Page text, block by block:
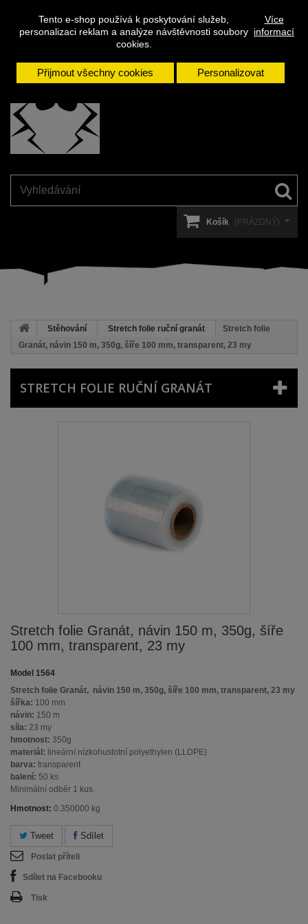
Tento e-shop používá k poskytování služeb,
personalizaci reklam a analýze návštěvnosti soubory
cookies.
Více
informací
Přijmout všechny cookies Personalizovat
Kontakt
Přihlásit se
Napište
nám
Košík (PRÁZDNÝ)
Stěhování Stretch folie ruční granát
Stretch folie
Granát, návin 150 m, 350g, šíře 100 mm, transparent, 23 my
STRETCH FOLIE RUČNÍ GRANÁT
Stretch folie Granát, návin 150 m, 350g, šíře
100 mm, transparent, 23 my
Model 1564
Stretch folie Granát, návin 150 m, 350g, šíře 100 mm, transparent, 23 my
šířka: 100 mm
návin: 150 m
síla: 23 my
hmotnost: 350g
materiál: lineární nízkohustotní polyethylen (LLDPE)
barva: transparent
balení: 50 ks
Minimální odběr 1 kus.
Hmotnost: 0.350000 kg
Tweet Sdílet
Poslat příteli
Sdílet na Facebooku
Tisk